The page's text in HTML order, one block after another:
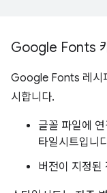
Google Fonts
Google Fonts 레시
시합니다.
글꼴 파일에
타일시트입니
버전이 지정된